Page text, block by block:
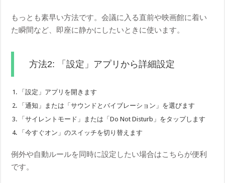
もっとも素早い方法です。会議に入る直前や映画館に着い
た瞬間など、即座に静かにしたいときに使います。
方法2: 「設定」アプリから詳細設定
「設定」アプリを開きます
「通知」または「サウンドとバイブレーション」を選びます
「サイレントモード」または「Do Not Disturb」をタップします
「今すぐオン」のスイッチを切り替えます
例外や自動ルールを同時に設定したい場合はこちらが便利
です。